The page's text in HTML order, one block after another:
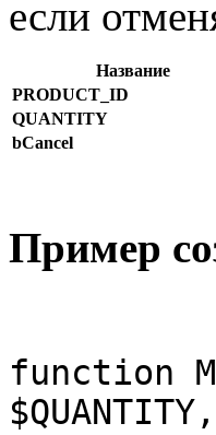
если
Название
PRODUCT_ID
QUANTITY
bCancel
Пример
function